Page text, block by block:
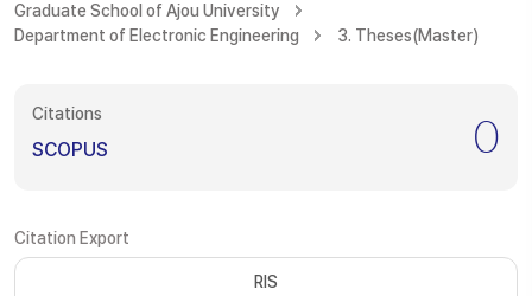
Graduate School of Ajou University
Department of Electronic Engineering
3. Theses(Master)
Citations
SCOPUS 0
Citation Export
RIS